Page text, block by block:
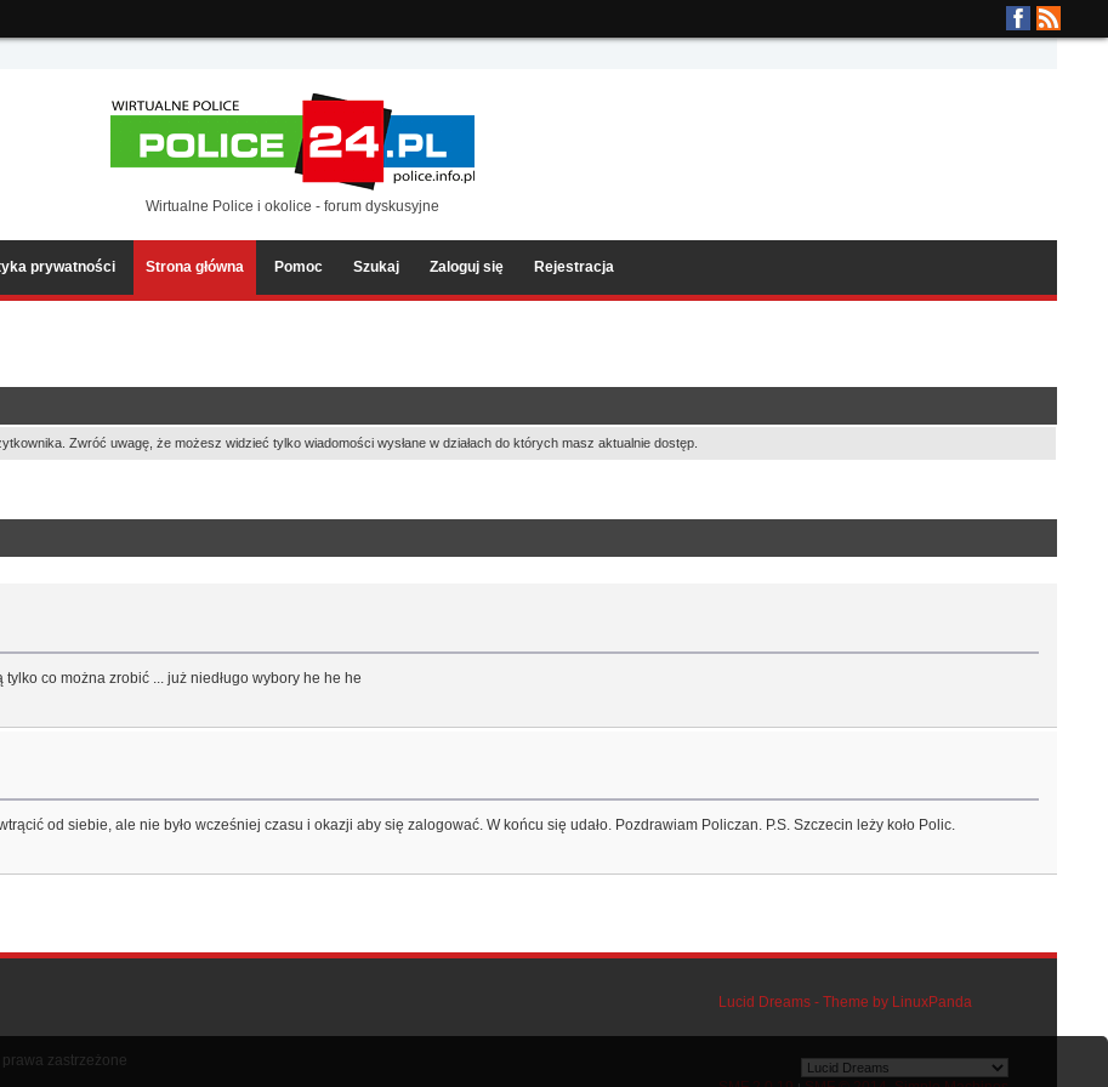
Wirtualne Police i okolice - forum dyskusyjne
prywatności Strona główna Pomoc Szukaj Zaloguj się Rejestracja
Zwróć uwagę, że możesz widzieć tylko wiadomości wysłane w działach do których masz aktualnie dostęp.
co można zrobić ... już niedługo wybory he he he
od siebie, ale nie było wcześniej czasu i okazji aby się zalogować. W końcu się udało. Pozdrawiam Policzan. P.S. Szczecin leży koło Polic.
Lucid Dreams - Theme by LinuxPanda
zastrzeżone